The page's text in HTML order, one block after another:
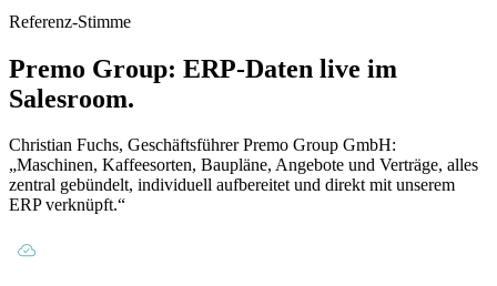
Referenz-Stimme
Premo Group: ERP-Daten live im
Salesroom.
Christian Fuchs, Geschäftsführer Premo Group GmbH:
„Maschinen, Kaffeesorten, Baupläne, Angebote und Verträge, alles
zentral gebündelt, individuell aufbereitet und direkt mit unserem
ERP verknüpft.“